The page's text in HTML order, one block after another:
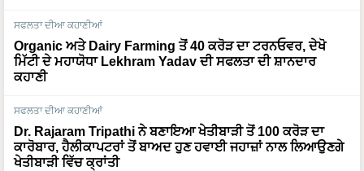
ਸਫਲਤਾ ਦੀਆ ਕਹਾਣੀਆਂ
Organic ਅਤੇ Dairy Farming ਤੋਂ 40 ਕਰੋੜ ਦਾ ਟਰਨਓਵਰ, ਦੇਖੋ
ਮਿੱਟੀ ਦੇ ਮਹਾਯੋਧਾ Lekhram Yadav ਦੀ ਸਫਲਤਾ ਦੀ ਸ਼ਾਨਦਾਰ
ਕਹਾਣੀ
ਸਫਲਤਾ ਦੀਆ ਕਹਾਣੀਆਂ
Dr. Rajaram Tripathi ਨੇ ਬਣਾਇਆ ਖੇਤੀਬਾੜੀ ਤੋਂ 100 ਕਰੋੜ ਦਾ
ਕਾਰੋਬਾਰ, ਹੈਲੀਕਾਪਟਰਾਂ ਤੋਂ ਬਾਅਦ ਹੁਣ ਹਵਾਈ ਜਹਾਜ਼ਾਂ ਨਾਲ ਲਿਆਉਣਗੇ
ਖੇਤੀਬਾੜੀ ਵਿੱਚ ਕ੍ਰਾਂਤੀ